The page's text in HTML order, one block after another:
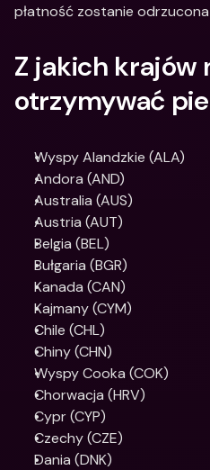
płatność zostanie
Z jakich krajów
otrzymywać
Wyspy Alandzkie (ALA)
Andora (AND)
Australia (AUS)
Austria (AUT)
Belgia (BEL)
Bułgaria (BGR)
Kanada (CAN)
Kajmany (CYM)
Chile (CHL)
Chiny (CHN)
Wyspy Cooka (COK)
Chorwacja (HRV)
Cypr (CYP)
Czechy (CZE)
Dania (DNK)